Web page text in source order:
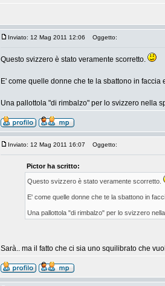
Inviato: 12 Mag 2011 12:06 Oggetto:
Questo svizzero è stato veramente scorretto.
E' come quelle donne che te la sbattono in
Una pallottola "di rimbalzo" per lo svizzero nella
Inviato: 12 Mag 2011 16:07 Oggetto:
Pictor ha scritto:
Questo svizzero è stato veramente scorretto.
E' come quelle donne che te la sbattono in
Una pallottola "di rimbalzo" per lo svizzero
Sarà.. ma il fatto che ci sia uno squilibrato che